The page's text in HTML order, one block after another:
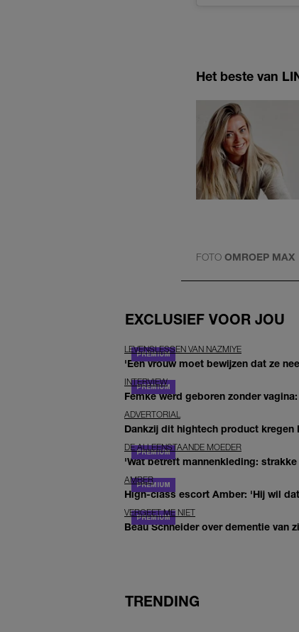
Het beste van
FOTO OMROEP MAX
EXCLUSIEF VOOR JOU
LEVENSLESSEN VAN NAZMIYE
'Een vrouw moet bewijzen dat ze
INTERVIEW
Femke werd geboren zonder
ADVERTORIAL
Dankzij dit hightech product kregen
DE ALLEENSTAANDE MOEDER
'Wat betreft mannenkleding:
AMBER
High-class escort Amber: 'Hij wil
VERGEET ME NIET
Beau Schneider over dementie van
TRENDING